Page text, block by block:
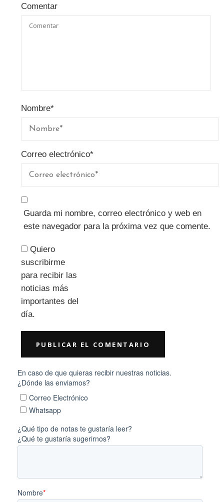
Comentar
Nombre*
Correo electrónico*
Guarda mi nombre, correo electrónico y web en
este navegador para la próxima vez que comente.
Quiero
suscribirme
para recibir las
noticias más
importantes del
día.